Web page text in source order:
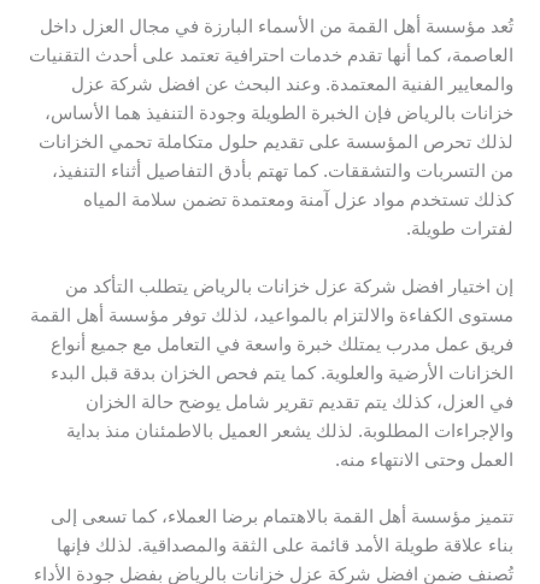
تُعد مؤسسة أهل القمة من الأسماء البارزة في مجال العزل داخل
العاصمة، كما أنها تقدم خدمات احترافية تعتمد على أحدث التقنيات
والمعايير الفنية المعتمدة. وعند البحث عن افضل شركة عزل
خزانات بالرياض فإن الخبرة الطويلة وجودة التنفيذ هما الأساس،
لذلك تحرص المؤسسة على تقديم حلول متكاملة تحمي الخزانات
من التسربات والتشققات. كما تهتم بأدق التفاصيل أثناء التنفيذ،
كذلك تستخدم مواد عزل آمنة ومعتمدة تضمن سلامة المياه
لفترات طويلة.
إن اختيار افضل شركة عزل خزانات بالرياض يتطلب التأكد من
مستوى الكفاءة والالتزام بالمواعيد، لذلك توفر مؤسسة أهل القمة
فريق عمل مدرب يمتلك خبرة واسعة في التعامل مع جميع أنواع
الخزانات الأرضية والعلوية. كما يتم فحص الخزان بدقة قبل البدء
في العزل، كذلك يتم تقديم تقرير شامل يوضح حالة الخزان
والإجراءات المطلوبة. لذلك يشعر العميل بالاطمئنان منذ بداية
العمل وحتى الانتهاء منه.
تتميز مؤسسة أهل القمة بالاهتمام برضا العملاء، كما تسعى إلى
بناء علاقة طويلة الأمد قائمة على الثقة والمصداقية. لذلك فإنها
تُصنف ضمن افضل شركة عزل خزانات بالرياض بفضل جودة الأداء